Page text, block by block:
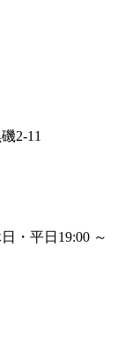
2-11
・平日19:00 ～